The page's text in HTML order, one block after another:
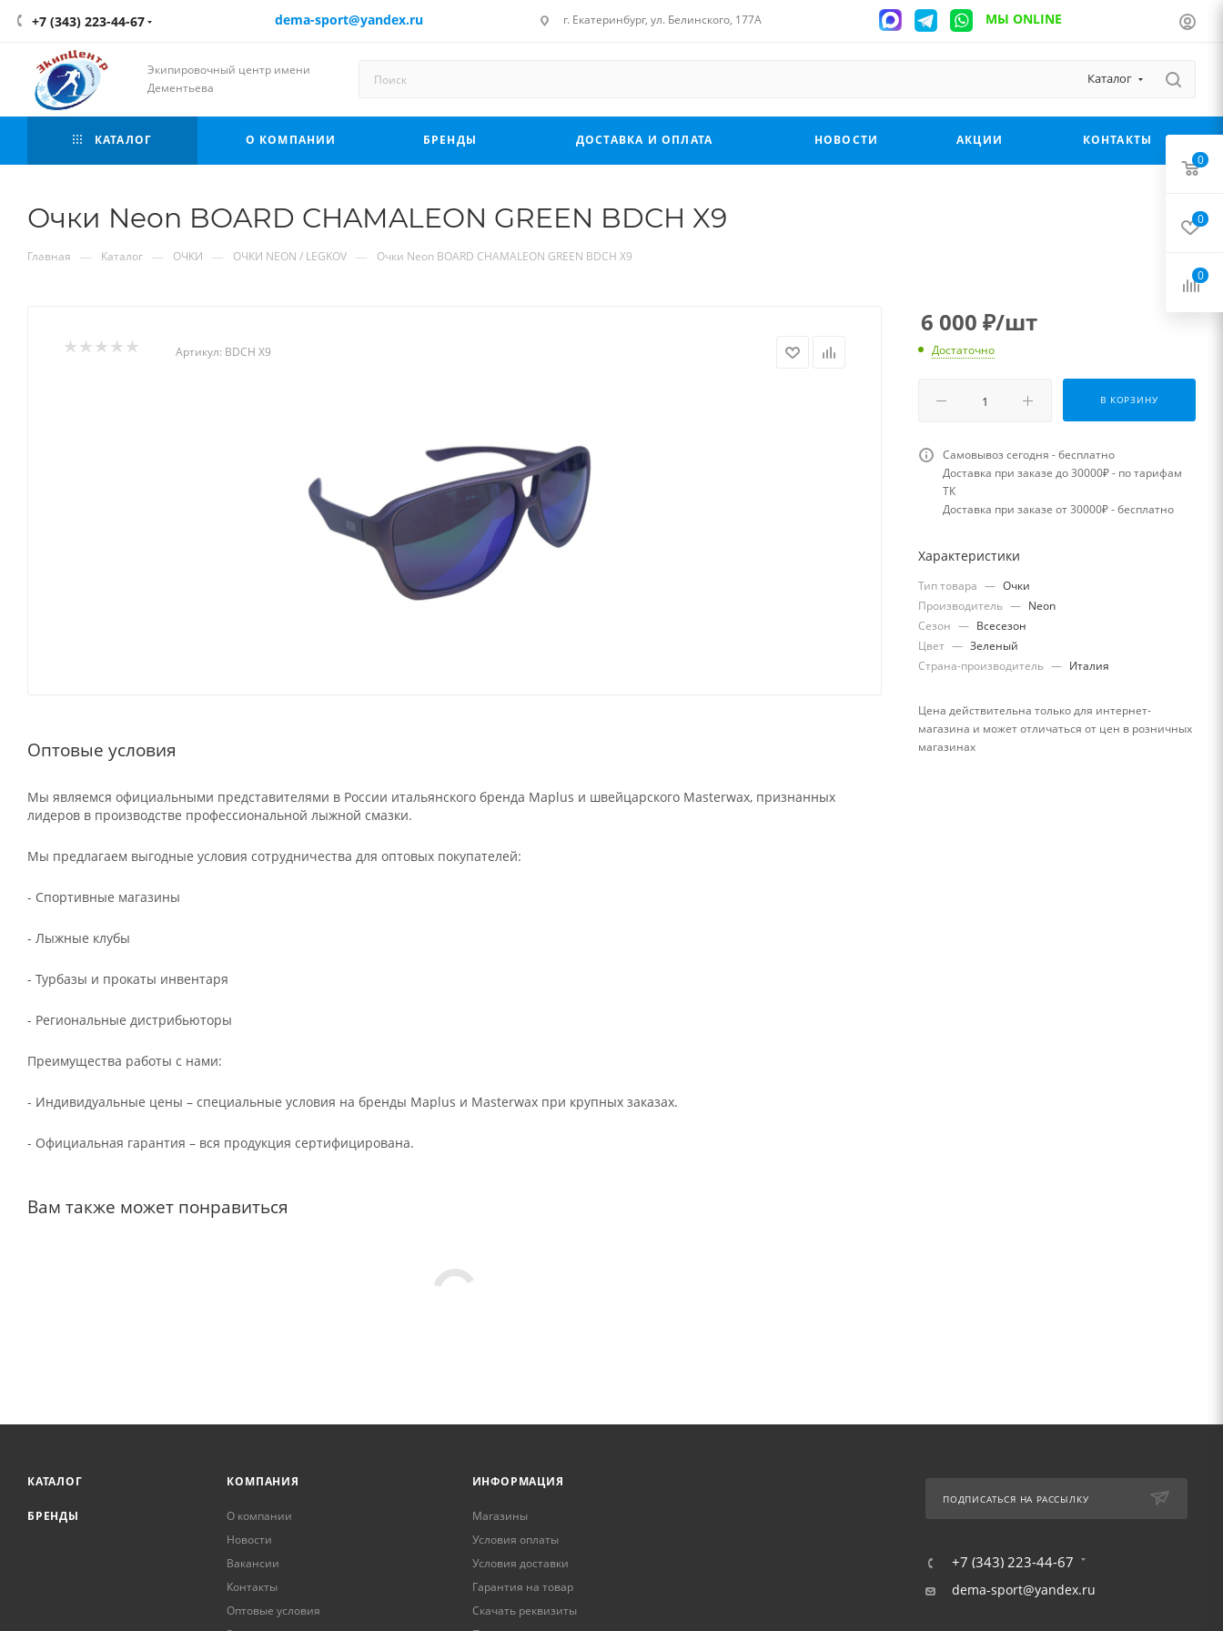
+7 (343) 223-44-67 dema-sport@yandex.ru г. Екатеринбург, ул. Белинского, 177А МЫ ONLINE
Экипировочный центр имени
Дементьева
Каталог
КАТАЛОГ О КОМПАНИИ БРЕНДЫ ДОСТАВКА И ОПЛАТА НОВОСТИ АКЦИИ КОНТАКТЫ
Очки Neon BOARD CHAMALEON GREEN BDCH X9
Главная — Каталог — ОЧКИ — ОЧКИ NEON / LEGKOV — Очки Neon BOARD CHAMALEON GREEN BDCH X9
Артикул: BDCH X9
Оптовые условия
Мы являемся официальными представителями в России итальянского бренда Maplus и швейцарского Masterwax, признанных
лидеров в производстве профессиональной лыжной смазки.
Мы предлагаем выгодные условия сотрудничества для оптовых покупателей:
- Спортивные магазины
- Лыжные клубы
- Турбазы и прокаты инвентаря
- Региональные дистрибьюторы
Преимущества работы с нами:
- Индивидуальные цены – специальные условия на бренды Maplus и Masterwax при крупных заказах.
- Официальная гарантия – вся продукция сертифицирована.
Вам также может понравиться
6 000 ₽/шт
Достаточно
В КОРЗИНУ
Самовывоз сегодня - бесплатно
Доставка при заказе до 30000₽ - по тарифам
ТК
Доставка при заказе от 30000₽ - бесплатно
Характеристики
Тип товара — Очки
Производитель — Neon
Сезон — Всесезон
Цвет — Зеленый
Страна-производитель — Италия
Цена действительна только для интернет-
магазина и может отличаться от цен в розничных
магазинах
КАТАЛОГ
БРЕНДЫ
КОМПАНИЯ
О компании
Новости
Вакансии
Контакты
Оптовые условия
ИНФОРМАЦИЯ
Магазины
Условия оплаты
Условия доставки
Гарантия на товар
Скачать реквизиты
ПОДПИСАТЬСЯ НА РАССЫЛКУ
+7 (343) 223-44-67
dema-sport@yandex.ru
0
0
0